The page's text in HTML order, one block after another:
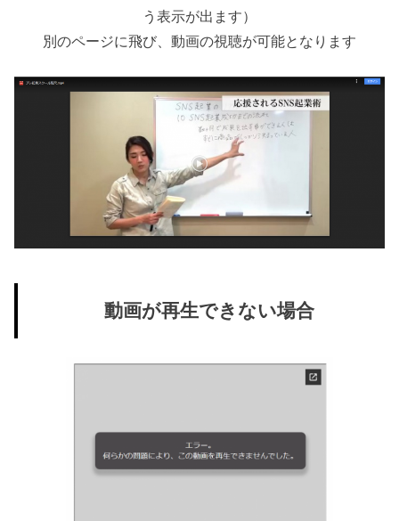
う表示が出ます）
別のページに飛び、動画の視聴が可能となります
動画が再生できない場合